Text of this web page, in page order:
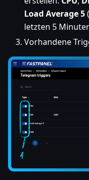
Load Average 5
letzten 5
Vorhandene